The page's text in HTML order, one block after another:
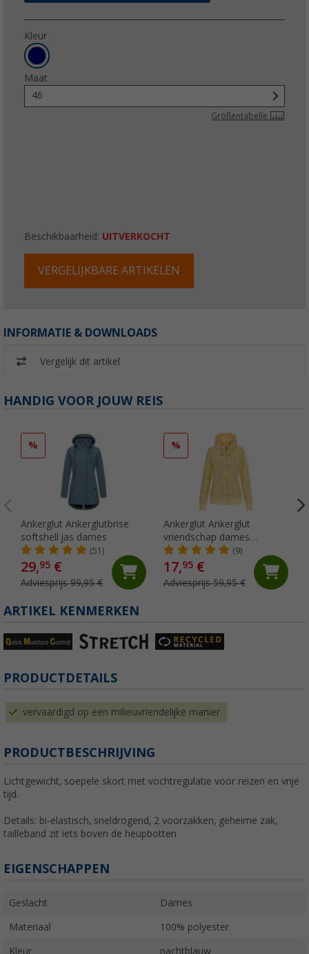
Kleur
Maat
46
Größentabelle
Beschikbaarheid: UITVERKOCHT
VERGELIJKBARE ARTIKELEN
INFORMATIE & DOWNLOADS
Vergelijk dit artikel
HANDIG VOOR JOUW REIS
%
Ankerglut Ankerglutbrise
softshell jas dames
(51)
29,95 €
Adviesprijs 99,95 €
%
Ankerglut Ankerglut
vriendschap dames
sweatshirt jas
(9)
17,95€
Adviesprijs 59,95 €
ARTIKEL KENMERKEN
PRODUCTDETAILS
vervaardigd op een milieuvriendelijke manier
PRODUCTBESCHRIJVING
Lichtgewicht, soepele skort met vochtregulatie voor reizen en vrije
tijd.
Details: bi-elastisch, sneldrogend, 2 voorzakken, geheime zak,
tailleband zit iets boven de heupbotten
EIGENSCHAPPEN
Geslacht Dames
Materiaal 100% polyester
Kleur nachtblauw